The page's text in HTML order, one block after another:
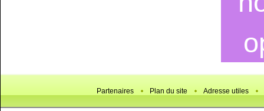
Partenaires Plan du site Adresse utiles